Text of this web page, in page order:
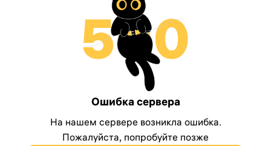
Ошибка сервера
На нашем сервере возникла ошибка.
Пожалуйста, попробуйте позже